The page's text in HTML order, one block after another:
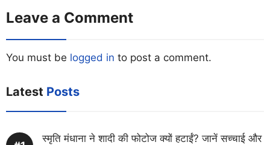
Leave a Comment
You must be logged in to post a comment.
Latest Posts
स्मृति मंधाना ने शादी की फोटोज क्यों हटाईं? जानें सच्चाई और